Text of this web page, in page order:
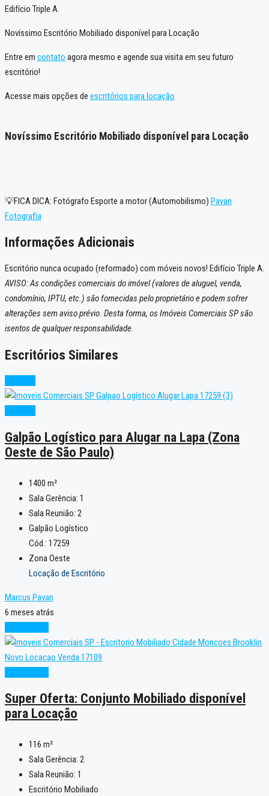
Edifício Triple A.
Novíssimo Escritório Mobiliado disponível para Locação
Entre em contato agora mesmo e agende sua visita em seu futuro
escritório!
Acesse mais opções de escritórios para locação
Novíssimo Escritório Mobiliado disponível para Locação
💡FICA DICA: Fotógrafo Esporte a motor (Automobilismo) Pavan
Fotografia
Informações Adicionais
Escritório nunca ocupado (reformado) com móveis novos! Edifício Triple A.
AVISO: As condições comerciais do imóvel (valores de aluguel, venda,
condomínio, IPTU, etc.) são fornecidas pelo proprietário e podem sofrer
alterações sem aviso prévio. Desta forma, os Imóveis Comerciais SP são
isentos de qualquer responsabilidade.
Escritórios Similares
Galpão Logístico para Alugar na Lapa (Zona
Oeste de São Paulo)
1400 m²
Sala Gerência: 1
Sala Reunião: 2
Galpão Logístico
Cód.: 17259
Zona Oeste
Locação de Escritório
Marcus Pavan
6 meses atrás
Super Oferta: Conjunto Mobiliado disponível
para Locação
116 m²
Sala Gerência: 2
Sala Reunião: 1
Escritório Mobiliado